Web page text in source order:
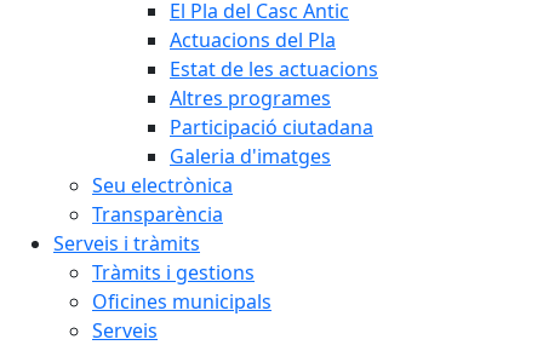
El Pla del Casc Antic
Actuacions del Pla
Estat de les actuacions
Altres programes
Participació ciutadana
Galeria d'imatges
Seu electrònica
Transparència
Serveis i tràmits
Tràmits i gestions
Oficines municipals
Serveis